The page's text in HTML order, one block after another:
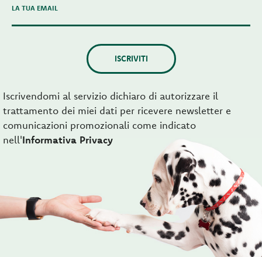
LA TUA EMAIL
ISCRIVITI
Iscrivendomi al servizio dichiaro di autorizzare il
trattamento dei miei dati per ricevere newsletter e
comunicazioni promozionali come indicato
nell'Informativa Privacy